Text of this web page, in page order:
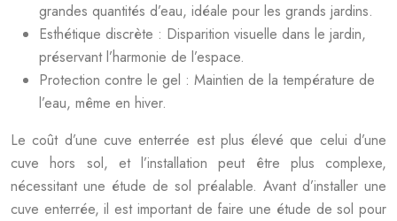
grandes quantités d’eau, idéale pour les grands jardins.
Esthétique discrète : Disparition visuelle dans le jardin,
préservant l’harmonie de l’espace.
Protection contre le gel : Maintien de la température de
l’eau, même en hiver.
Le coût d’une cuve enterrée est plus élevé que celui d’une
cuve hors sol, et l’installation peut être plus complexe,
nécessitant une étude de sol préalable. Avant d’installer une
cuve enterrée, il est important de faire une étude de sol pour